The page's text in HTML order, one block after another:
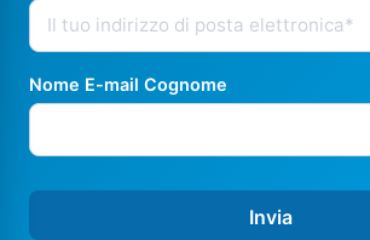
Nome E-mail Cognome
Invia